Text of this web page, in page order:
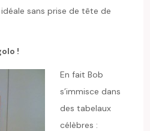
sans prise de tête de
!
En fait Bob
s’immisce dans
des tabelaux
célèbres :